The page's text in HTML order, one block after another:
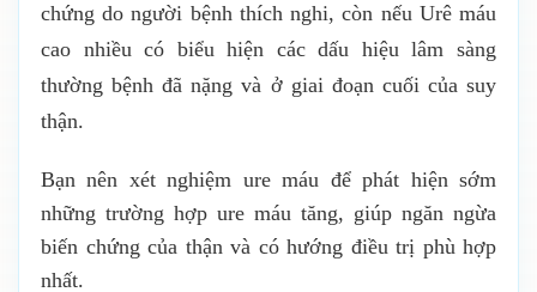
chứng do người bệnh thích nghi, còn nếu Urê máu
cao nhiều có biểu hiện các dấu hiệu lâm sàng
thường bệnh đã nặng và ở giai đoạn cuối của suy
thận.
Bạn nên xét nghiệm ure máu để phát hiện sớm
những trường hợp ure máu tăng, giúp ngăn ngừa
biến chứng của thận và có hướng điều trị phù hợp
nhất.